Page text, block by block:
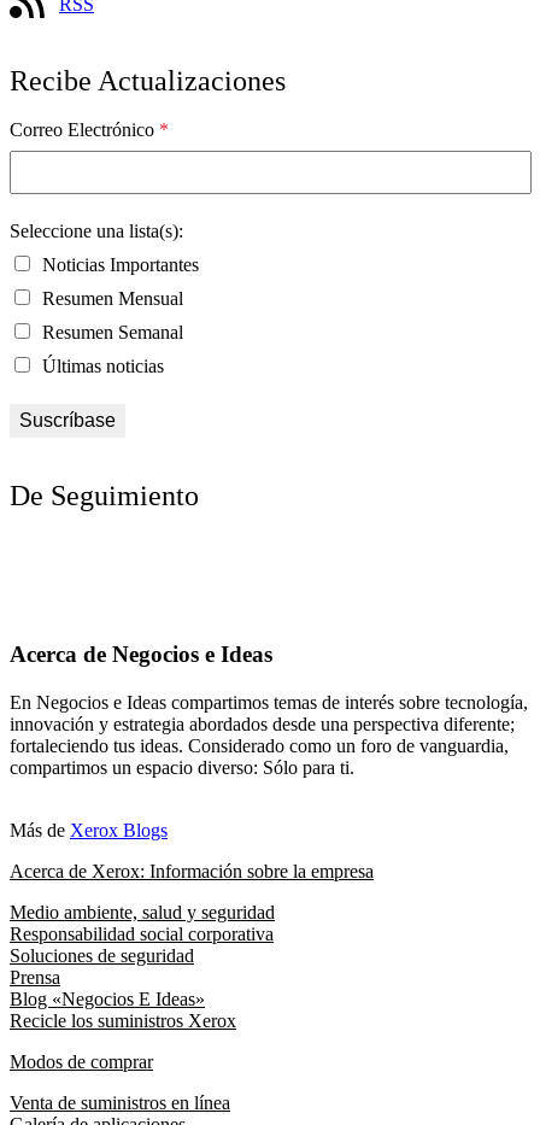
RSS
Recibe Actualizaciones
Correo Electrónico *
Seleccione una lista(s):
Noticias Importantes
Resumen Mensual
Resumen Semanal
Últimas noticias
De Seguimiento
Acerca de Negocios e Ideas
En Negocios e Ideas compartimos temas de interés sobre tecnología,
innovación y estrategia abordados desde una perspectiva diferente;
fortaleciendo tus ideas. Considerado como un foro de vanguardia,
compartimos un espacio diverso: Sólo para ti.
Más de Xerox Blogs
Acerca de Xerox: Información sobre la empresa
Medio ambiente, salud y seguridad
Responsabilidad social corporativa
Soluciones de seguridad
Prensa
Blog «Negocios E Ideas»
Recicle los suministros Xerox
Modos de comprar
Venta de suministros en línea